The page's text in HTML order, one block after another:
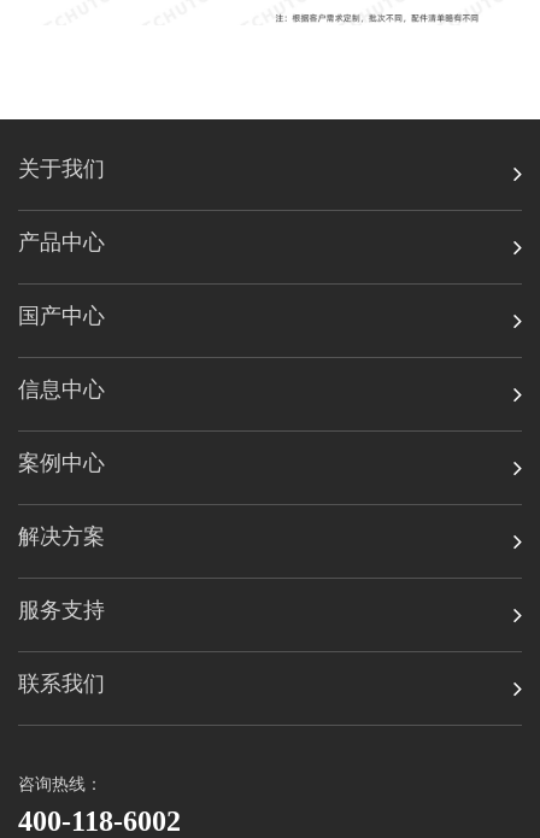
关于我们
产品中心
国产中心
信息中心
案例中心
解决方案
服务支持
联系我们
咨询热线：
400-118-6002